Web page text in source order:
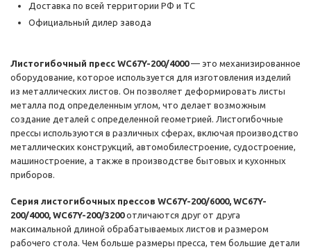
Доставка по всей территории РФ и ТС
Официальный дилер завода
Листогибочный пресс WC67Y-200/4000— это механизированное
оборудование, которое используется для изготовления изделий
из металлических листов. Он позволяет деформировать листы
металла под определенным углом, что делает возможным
создание деталей с определенной геометрией. Листогибочные
прессы используются в различных сферах, включая производство
металлических конструкций, автомобилестроение, судостроение,
машиностроение, а также в производстве бытовых и кухонных
приборов.
Серия листогибочных прессов WC67Y-200/6000, WC67Y-
200/4000, WC67Y-200/3200отличаются друг от друга
максимальной длиной обрабатываемых листов и размером
рабочего стола. Чем больше размеры пресса, тем большие детали